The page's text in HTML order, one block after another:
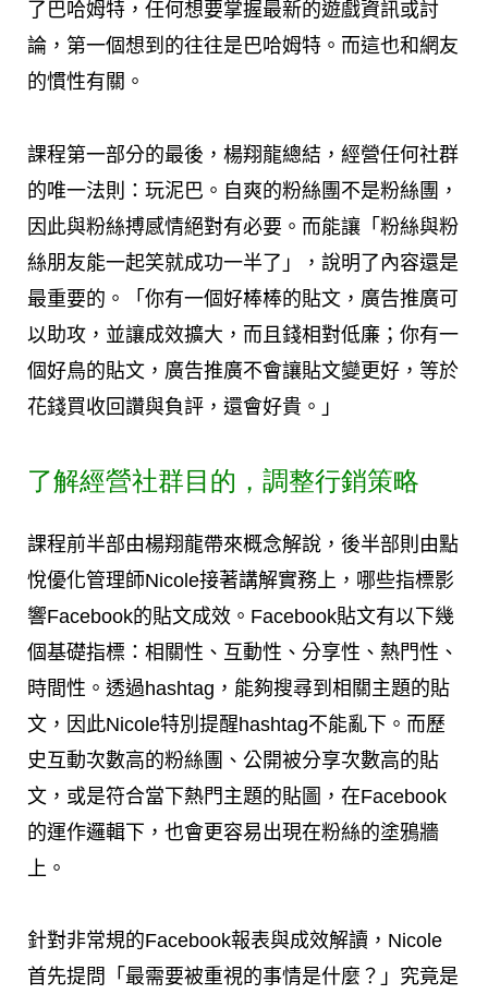
了巴哈姆特，任何想要掌握最新的遊戲資訊或討
論，第一個想到的往往是巴哈姆特。而這也和網友
的慣性有關。
課程第一部分的最後，楊翔龍總結，經營任何社群
的唯一法則：玩泥巴。自爽的粉絲團不是粉絲團，
因此與粉絲搏感情絕對有必要。而能讓「粉絲與粉
絲朋友能一起笑就成功一半了」，說明了內容還是
最重要的。「你有一個好棒棒的貼文，廣告推廣可
以助攻，並讓成效擴大，而且錢相對低廉；你有一
個好鳥的貼文，廣告推廣不會讓貼文變更好，等於
花錢買收回讚與負評，還會好貴。」
了解經營社群目的，調整行銷策略
課程前半部由楊翔龍帶來概念解說，後半部則由點
悅優化管理師Nicole接著講解實務上，哪些指標影
響Facebook的貼文成效。Facebook貼文有以下幾
個基礎指標：相關性、互動性、分享性、熱門性、
時間性。透過hashtag，能夠搜尋到相關主題的貼
文，因此Nicole特別提醒hashtag不能亂下。而歷
史互動次數高的粉絲團、公開被分享次數高的貼
文，或是符合當下熱門主題的貼圖，在Facebook
的運作邏輯下，也會更容易出現在粉絲的塗鴉牆
上。
針對非常規的Facebook報表與成效解讀，Nicole
首先提問「最需要被重視的事情是什麼？」究竟是